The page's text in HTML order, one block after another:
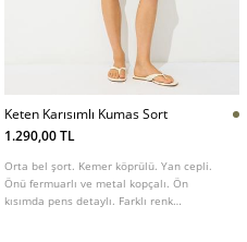
Keten Karısımlı Kumas Sort
1.290,00 TL
Orta bel şort. Kemer köprülü. Yan cepli.
Önü fermuarlı ve metal kopçalı. Ön
kısımda pens detaylı. Farklı renk